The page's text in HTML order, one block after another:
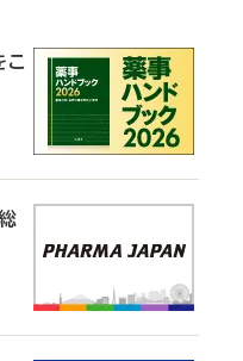
こ